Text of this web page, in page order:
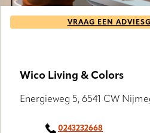
VRAAG EEN
Wico Living & Colors
Energieweg 5, 6541 CW
0243232668